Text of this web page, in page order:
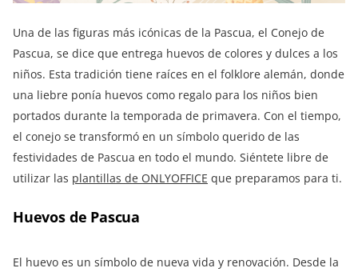
Una de las figuras más icónicas de la Pascua, el Conejo de
Pascua, se dice que entrega huevos de colores y dulces a los
niños. Esta tradición tiene raíces en el folklore alemán, donde
una liebre ponía huevos como regalo para los niños bien
portados durante la temporada de primavera. Con el tiempo,
el conejo se transformó en un símbolo querido de las
festividades de Pascua en todo el mundo. Siéntete libre de
utilizar las plantillas de ONLYOFFICE que preparamos para ti.
Huevos de Pascua
El huevo es un símbolo de nueva vida y renovación. Desde la